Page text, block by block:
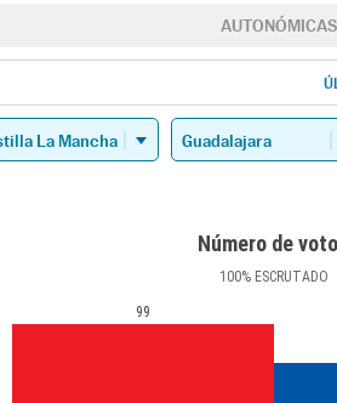
AUTONÓMICAS
Número de
100%ESCRUTADO
99